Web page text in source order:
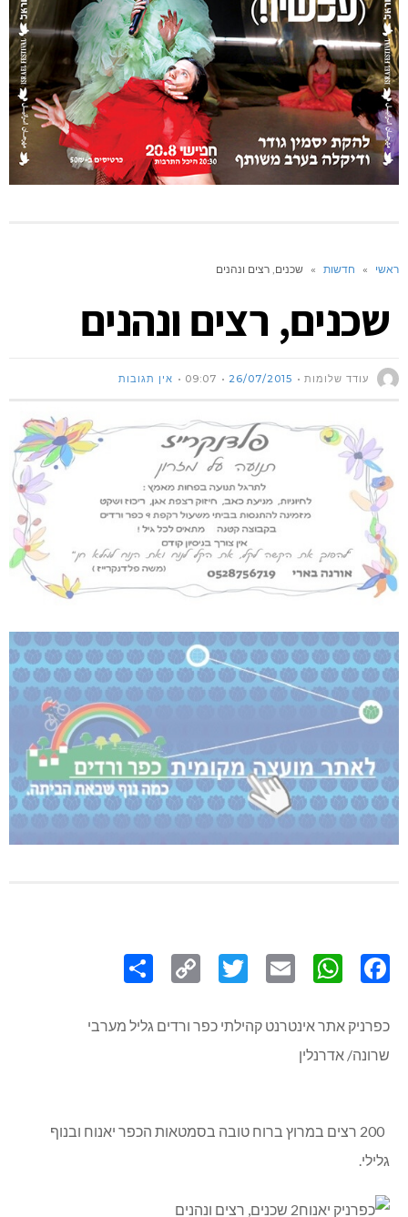
ראשי » חדשות » שכנים, רצים ונהנים
שכנים, רצים ונהנים
עודד שלומות 26/07/2015
09:07 אין תגובות
Link
כפרניק אתר אינטרנט קהילתי כפר ורדים גליל מערבי
שרונה/ אדרנלין
200 רצים במרוץ ברוח טובה בסמטאות הכפר יאנוח ובנוף
גלילי.